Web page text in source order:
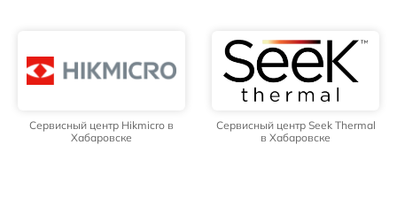
Сервисный центр Hikmicro в
Хабаровске
Сервисный центр Seek Thermal
в Хабаровске